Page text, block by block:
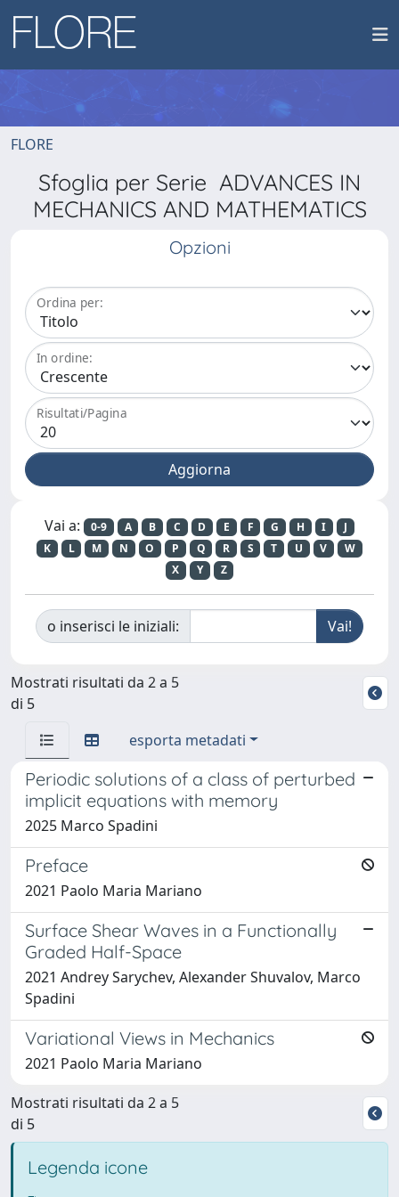
FLORE
Sfoglia per Serie ADVANCES IN
MECHANICS AND MATHEMATICS
Opzioni
Ordina per:
In ordine:
Risultati/Pagina
Vai a: 0-9 A B C D E F G H I
J
K
L M N O P Q R S T U V
W
X
Y Z
o inserisci le iniziali:
Mostrati risultati da 2 a 5
di 5
esporta metadati
Periodic solutions of a class of perturbed
implicit equations with memory
2025 Marco Spadini
Preface
2021 Paolo Maria Mariano
Surface Shear Waves in a Functionally
Graded Half-Space
2021 Andrey Sarychev, Alexander Shuvalov, Marco
Spadini
Variational Views in Mechanics
2021 Paolo Maria Mariano
Mostrati risultati da 2 a 5
di 5
Legenda icone